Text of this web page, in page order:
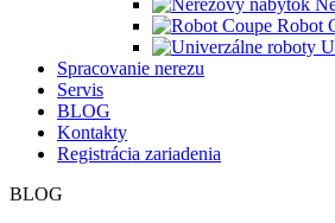
Robot
Spracovanie nerezu
Servis
BLOG
Kontakty
Registrácia zariadenia
BLOG